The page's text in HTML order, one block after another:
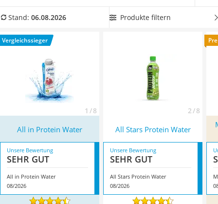
MCT-Öl
Erythrit
Müsli ohne Zuckerzusatz
unserer Vergleichstabelle, um Ihre Muskeln bestmöglich mit
besonders das Modell
Eigenschaften.
Stand: 06.08.2026 Produkte filtern
Vergleichssieger
1 / 8 2 / 8
All in Protein Water All Stars Protein Water
Unsere Bewertung
SEHR GUT
All in Protein Water
08/2026
Unsere Bewertung
SEHR GUT
All Stars Protein Water
08/2026